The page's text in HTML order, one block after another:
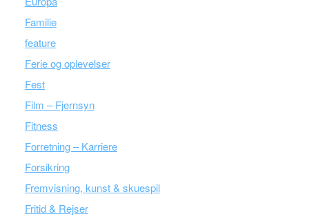
Familie
feature
Ferie og oplevelser
Fest
Film – Fjernsyn
Fitness
Forretning – Karriere
Forsikring
Fremvisning, kunst & skuespil
Fritid & Rejser